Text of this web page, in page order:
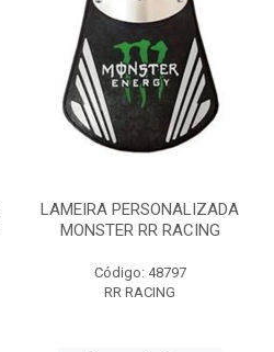
LAMEIRA PERSONALIZADA
MONSTER RR RACING
Código: 48797
RR RACING